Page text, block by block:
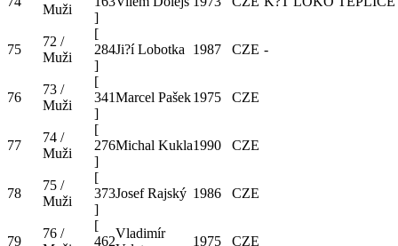
Muži
]
75
72 /
Muži
[
284
]
Ji?í Lobotka 1987 CZE -
76
73 /
Muži
[
341
]
Marcel Pašek1975 CZE
77
74 /
Muži
[
276
]
Michal Kukla1990 CZE
78
75 /
Muži
[
373
]
Josef Rajský 1986 CZE
79
76 /
[
462
Vladimír
1975 CZE